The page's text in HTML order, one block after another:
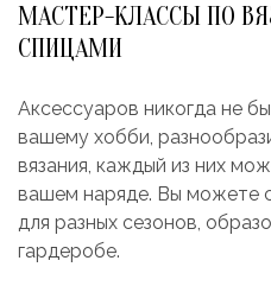
МАСТЕР-КЛАССЫ ПО
СПИЦАМИ
Аксессуаров никогда не
вашему хобби,
вязания, каждый из них
вашем наряде. Вы можете
для разных сезонов,
гардеробе.